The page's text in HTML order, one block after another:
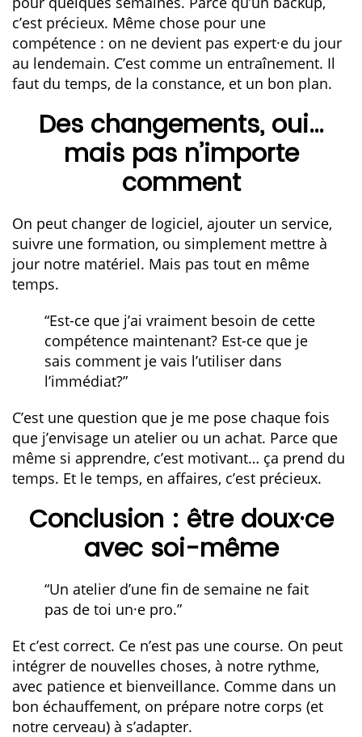
c’est précieux. Même chose pour une
compétence : on ne devient pas expert·e du jour
au lendemain. C’est comme un entraînement. Il
faut du temps, de la constance, et un bon plan.
Des changements, oui…
mais pas n’importe
comment
On peut changer de logiciel, ajouter un service,
suivre une formation, ou simplement mettre à
jour notre matériel. Mais pas tout en même
temps.
“Est-ce que j’ai vraiment besoin de cette
compétence maintenant? Est-ce que je
sais comment je vais l’utiliser dans
l’immédiat?”
C’est une question que je me pose chaque fois
que j’envisage un atelier ou un achat. Parce que
même si apprendre, c’est motivant… ça prend du
temps. Et le temps, en affaires, c’est précieux.
Conclusion : être doux·ce
avec soi-même
“Un atelier d’une fin de semaine ne fait
pas de toi un·e pro.”
Et c’est correct. Ce n’est pas une course. On peut
intégrer de nouvelles choses, à notre rythme,
avec patience et bienveillance. Comme dans un
bon échauffement, on prépare notre corps (et
notre cerveau) à s’adapter.